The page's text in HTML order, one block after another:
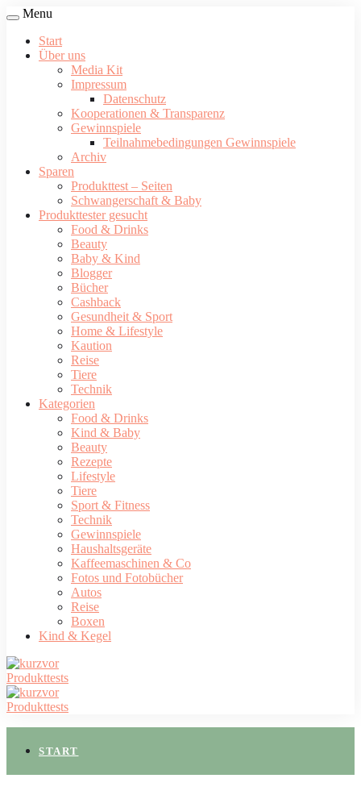
Menu
Start
Über uns
Media Kit
Impressum
Datenschutz
Kooperationen & Transparenz
Gewinnspiele
Teilnahmebedingungen Gewinnspiele
Archiv
Sparen
Produkttest – Seiten
Schwangerschaft & Baby
Produkttester gesucht
Food & Drinks
Beauty
Baby & Kind
Blogger
Bücher
Cashback
Gesundheit & Sport
Home & Lifestyle
Kaution
Reise
Tiere
Technik
Kategorien
Food & Drinks
Kind & Baby
Beauty
Rezepte
Lifestyle
Tiere
Sport & Fitness
Technik
Gewinnspiele
Haushaltsgeräte
Kaffeemaschinen & Co
Fotos und Fotobücher
Autos
Reise
Boxen
Kind & Kegel
START